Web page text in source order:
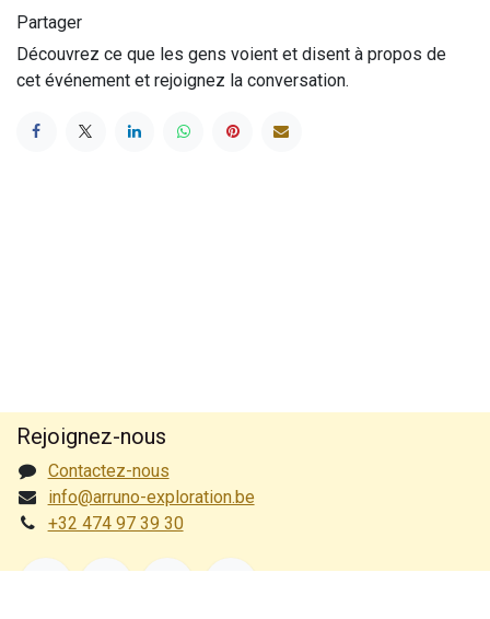
Partager
Découvrez ce que les gens voient et disent à propos de
cet événement et rejoignez la conversation.
Rejoignez-nous
Contactez-nous
info@arruno-exploration.be
+32 474 97 39 30